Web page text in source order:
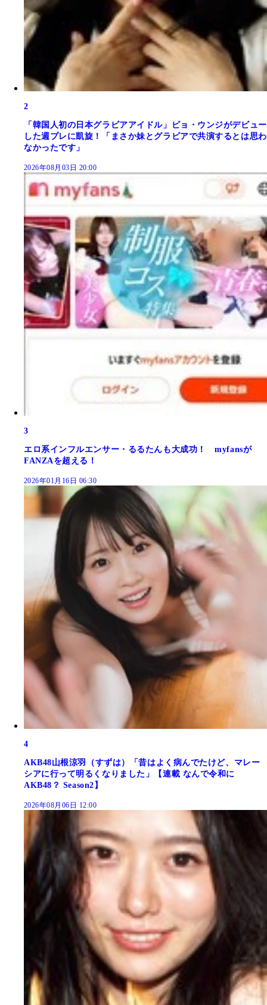
2
「韓国人初の日本グラビアアイドル」ピョ・ウンジがデビュー
した週プレに凱旋！「まさか妹とグラビアで共演するとは思わ
なかったです」
2026年08月03日 20:00
3
エロ系インフルエンサー・るるたんも大成功！ myfansが
FANZAを超える！
2026年01月16日 06:30
4
AKB48山根涼羽（すずは）「昔はよく病んでたけど、マレー
シアに行って明るくなりました」【連載 なんで令和に
AKB48？ Season2】
2026年08月06日 12:00